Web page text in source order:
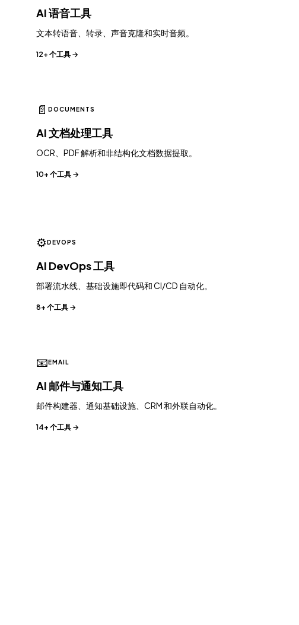
AI 语音工具
文本转语音、转录、声音克隆和实时音频。
12+ 个工具 →
📄DOCUMENTS
AI 文档处理工具
OCR、PDF 解析和非结构化文档数据提取。
10+ 个工具 →
⚙️DEVOPS
AI DevOps 工具
部署流水线、基础设施即代码和 CI/CD 自动化。
8+ 个工具 →
📧EMAIL
AI 邮件与通知工具
邮件构建器、通知基础设施、CRM 和外联自动化。
14+ 个工具 →